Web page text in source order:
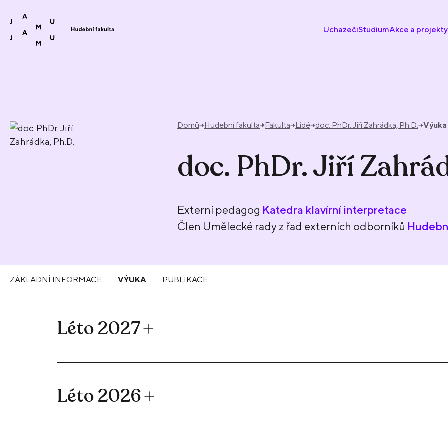
UchazečiStudiumAkce a projekty
Domů Hudební fakulta Fakulta Lidé doc. PhDr. Jiří Zahrádka, Ph.D. Výuka
doc. PhDr. Jiří
Externí pedagog Katedra klavírní interpretace
Člen Umělecké rady z řad externích odborníků
ZÁKLADNÍ INFORMACE VÝUKA PUBLIKACE
Léto 2027
Léto 2026